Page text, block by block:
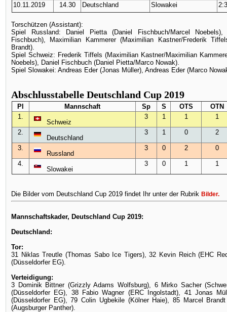
10.11.2019
14.30 Deutschland Slowakei
Torschützen (Assistant):
Spiel Russland: Daniel Pietta (Daniel Fischbuch/Marcel
Fischbuch), Maximilian Kammerer (Maximilian Kastner/Frederik
Brandt).
Spiel Schweiz: Frederik Tiffels (Maximilian Kastner/Maximilian
Noebels), Daniel Fischbuch (Daniel Pietta/Marco Nowak).
Spiel Slowakei: Andreas Eder (Jonas Müller), Andreas Eder (Marco
Abschlusstabelle Deutschland Cup 2019
Pl Mannschaft Sp S OTS
OTN
1.
Schweiz
3 1 1 1
2.
Deutschland
3 1 0 2
3.
Russland
3 0 2 0
4.
Slowakei
3 0 1 1
Die Bilder vom Deutschland Cup 2019 findet Ihr unter der Rubrik Bilder.
Mannschaftskader, Deutschland Cup 2019:
Deutschland:
Tor:
31 Niklas Treutle (Thomas Sabo Ice Tigers), 32 Kevin Reich (EHC
(Düsseldorfer EG).
Verteidigung:
3 Dominik Bittner (Grizzly Adams Wolfsburg), 6 Mirko Sacher
(Düsseldorfer EG), 38 Fabio Wagner (ERC Ingolstadt), 41 Jonas
(Düsseldorfer EG), 79 Colin Ugbekile (Kölner Haie), 85 Marcel
(Augsburger Panther).